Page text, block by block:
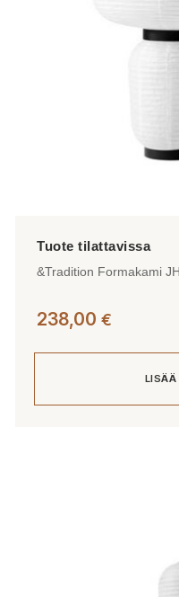
&Tradition Formakami
238,00 €
LISÄÄ